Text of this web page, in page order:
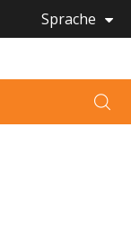
Sprache